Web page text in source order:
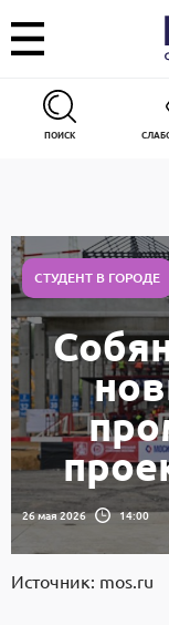
ПОИСК
СТУДЕНТ В ГОРОДЕ
26 мая 2026 14:00
Источник: mos.ru